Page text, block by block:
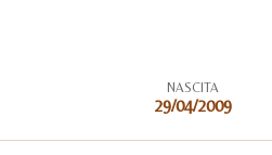
NASCITA
29/04/2009